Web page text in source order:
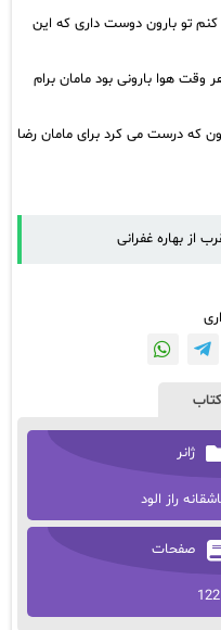
تو بارون دوست داری که این
هوا بارونی بود مامان برام
که درست می کرد برای مامان رضا
ژانر
راز الود
صفحات